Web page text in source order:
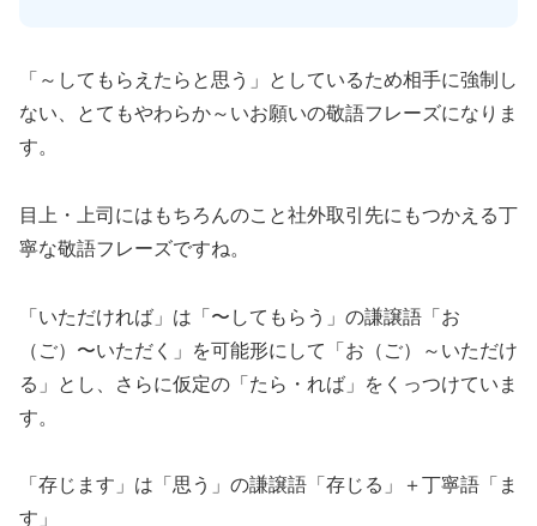
「～してもらえたらと思う」としているため相手に強制し
ない、とてもやわらか～いお願いの敬語フレーズになりま
す。
目上・上司にはもちろんのこと社外取引先にもつかえる丁
寧な敬語フレーズですね。
「いただければ」は「〜してもらう」の謙譲語「お
（ご）〜いただく」を可能形にして「お（ご）～いただけ
る」とし、さらに仮定の「たら・れば」をくっつけていま
す。
「存じます」は「思う」の謙譲語「存じる」＋丁寧語「ま
す」